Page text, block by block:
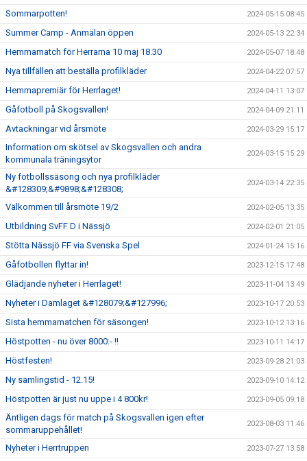
Sommarpotten! 2024-05-15 08:45
Summer Camp - Anmälan öppen 2024-05-13 22:34
Hemmamatch för Herrarna 10 maj 18.30 2024-05-07 18:48
Nya tillfällen att beställa profilkläder 2024-04-22 07:57
Hemmapremiär för Herrlaget! 2024-04-11 13:07
Gåfotboll på Skogsvallen! 2024-04-09 21:11
Avtackningar vid årsmöte 2024-03-29 15:17
Information om skötsel av Skogsvallen och andra
kommunala träningsytor
2024-03-15 15:29
Ny fotbollssäsong och nya profilkläder
&#128309;&#9898;&#128308;
2024-03-14 22:35
Välkommen till årsmöte 19/2 2024-02-05 13:35
Utbildning SvFF D i Nässjö 2024-02-01 21:05
Stötta Nässjö FF via Svenska Spel 2024-01-24 15:16
Gåfotbollen flyttar in! 2023-12-15 17:48
Glädjande nyheter i Herrlaget! 2023-11-04 13:49
Nyheter i Damlaget &#128079;&#127996; 2023-10-17 20:53
Sista hemmamatchen för säsongen! 2023-10-12 13:16
Höstpotten - nu över 8000:- !! 2023-10-11 14:17
Höstfesten! 2023-09-28 21:03
Ny samlingstid - 12.15! 2023-09-10 14:12
Höstpotten är just nu uppe i 4 800kr! 2023-09-05 09:18
Äntligen dags för match på Skogsvallen igen efter
sommaruppehållet!
2023-08-03 11:46
Nyheter i Herrtruppen 2023-07-27 13:58